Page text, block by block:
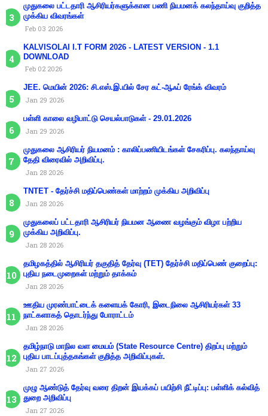
முதுகலை பட்டதாரி ஆசிரியர்களுக்கான பணி நியமனக் கலந்தாய்வு குறித்த
முக்கிய விவரங்கள்
Feb 03 2026
KALVISOLAI I.T FORM 2026 - LATEST VERSION - 1.1
DOWNLOAD
Feb 02 2026
JEE. மெயின் 2026: சி.எஸ்.இ.யில் சேர கட்-ஆஃப் ரேங்க் விவரம்
Jan 29 2026
பள்ளி காலை வழிபாட்டு செயல்பாடுகள் - 29.01.2026
Jan 29 2026
முதுகலை ஆசிரியர் நியமனம் : காலிப்பணியிடங்கள் சேகரிப்பு. கலந்தாய்வு
தேதி விரைவில் அறிவிப்பு.
Jan 28 2026
TNTET - தேர்ச்சி மதிப்பெண்கள் மாற்றம் முக்கிய அறிவிப்பு
Jan 28 2026
முதுகலைப் பட்டதாரி ஆசிரியர் நியமன ஆணை வழங்கும் விழா பற்றிய
முக்கிய அறிவிப்பு.
Jan 28 2026
தமிழகத்தில் ஆசிரியர் தகுதித் தேர்வு (TET) தேர்ச்சி மதிப்பெண் குறைப்பு:
புதிய நடைமுறைகள் மற்றும் தாக்கம்
Jan 28 2026
ஊதிய முரண்பாட்டைக் களையக் கோரி, இடைநிலை ஆசிரியர்கள் 33
நாட்களாகத் தொடர்ந்து போராட்டம்
Jan 28 2026
தமிழ்நாடு மாநில வள மையம் (State Resource Centre) திறப்பு மற்றும்
புதிய பாடப்புத்தகங்கள் குறித்த அறிவிப்புகள்.
Jan 27 2026
முழு ஆண்டுத் தேர்வு வரை திறன் இயக்கப் பயிற்சி நீட்டிப்பு: பள்ளிக் கல்வித்
துறை அறிவிப்பு
Jan 27 2026